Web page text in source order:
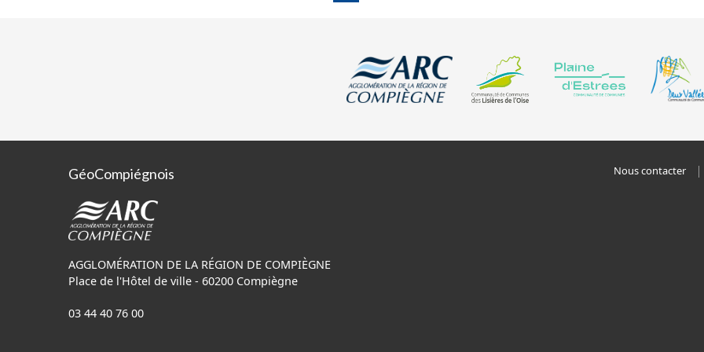
GéoCompiégnois
AGGLOMÉRATION DE LA RÉGION DE COMPIÈGNE
Place de l'Hôtel de ville - 60200 Compiègne
03 44 40 76 00
Nous contacter